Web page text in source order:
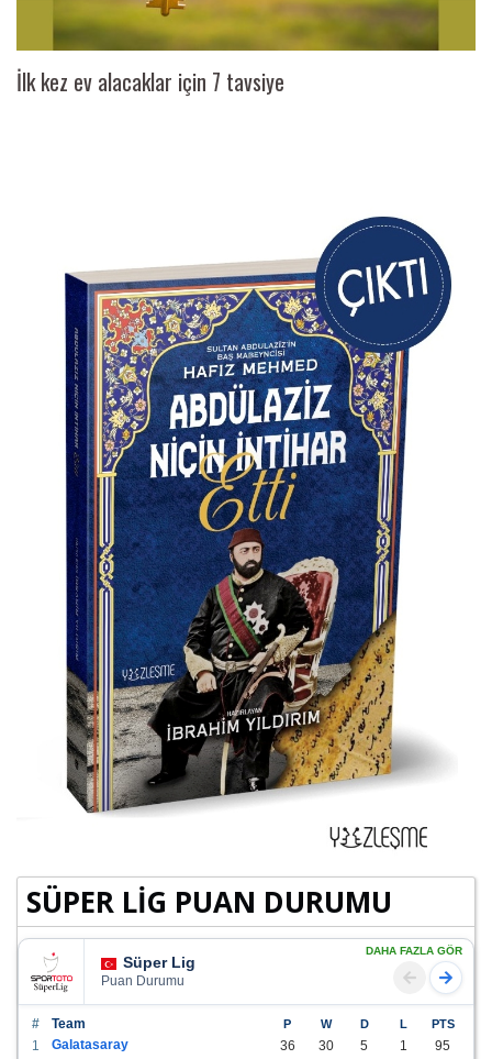
İlk kez ev alacaklar için 7 tavsiye
SÜPER LİG PUAN DURUMU
Süper Lig
Puan Durumu
DAHA FAZLA GÖR
# Team P W D L PTS
1 Galatasaray 36 30 5 1
95